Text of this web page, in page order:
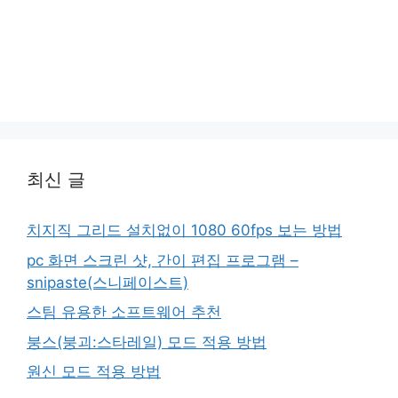
최신 글
치지직 그리드 설치없이 1080 60fps 보는 방법
pc 화면 스크린 샷, 간이 편집 프로그램 –
snipaste(스니페이스트)
스팀 유용한 소프트웨어 추천
붕스(붕괴:스타레일) 모드 적용 방법
원신 모드 적용 방법